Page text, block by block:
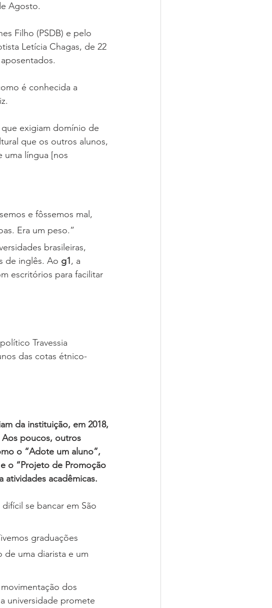
Agosto.
Filho (PSDB) e pelo
Letícia Chagas, de 22
é conhecida a
exigiam domínio de
que os outros alunos,
uma língua [nos
e fôssemos mal,
Era um peso.”
brasileiras,
de inglês. Ao g1, a
escritórios para facilitar
Travessia
das cotas étnico-
da instituição, em 2018,
Aos poucos, outros
o “Adote um aluno”,
o “Projeto de Promoção
atividades acadêmicas.
se bancar em São
graduações
de uma diarista e um
dos
universidade promete